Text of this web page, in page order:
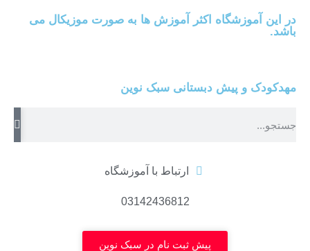
در این آموزشگاه اکثر آموزش ها به صورت موزیکال می
باشد.
مهدکودک و پیش دبستانی سبک نوین
ارتباط با آموزشگاه
03142436812
پیش ثبت نام در سبک نوین